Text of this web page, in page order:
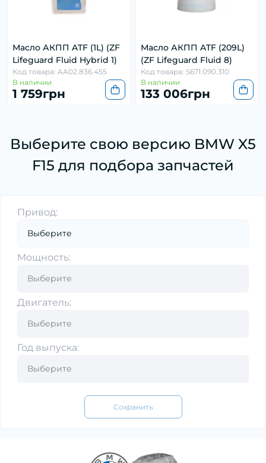
Масло АКПП ATF (1L) (ZF
Lifeguard Fluid Hybrid 1)
Код товара: AA02.836.455
В наличии
1 759грн
Масло АКПП ATF (209L)
(ZF Lifeguard Fluid 8)
Код товара: S671.090.310
В наличии
133 006грн
Выберите свою версию BMW X5
F15 для подбора запчастей
Привод:
Мощность:
Двигатель:
Год выпуска:
Сохранить